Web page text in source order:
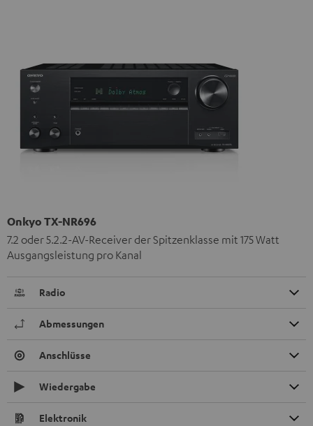
Onkyo TX-NR696
7.2 oder 5.2.2-AV-Receiver der Spitzenklasse mit 175 Watt
Ausgangsleistung pro Kanal
Radio
Abmessungen
Anschlüsse
Wiedergabe
Elektronik